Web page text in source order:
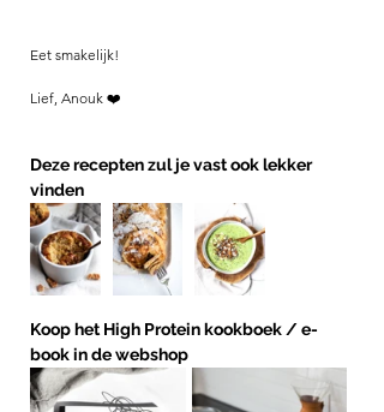
Eet smakelijk!
Lief, Anouk ❤️
Deze recepten zul je vast ook lekker
vinden
Koop het High Protein kookboek / e-
book in de webshop